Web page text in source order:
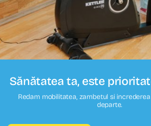
Sănătatea ta, este
Redam mobilitatea, zambetul si
departe.